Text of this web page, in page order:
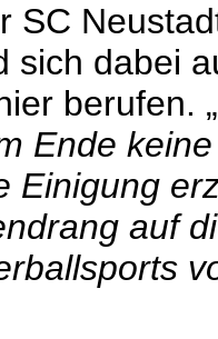
SC
sich dabei
berufen. „
Ende
Einigung
auf